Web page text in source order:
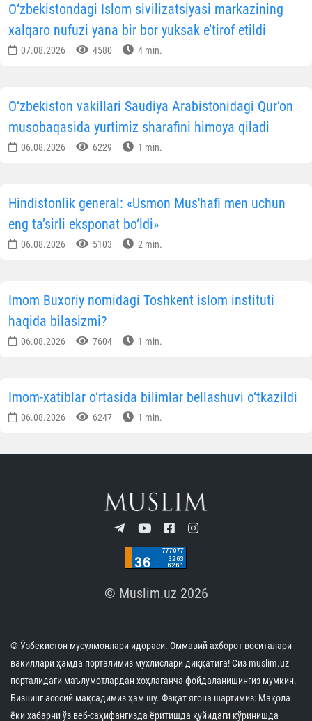
O‘zbekistondagi Islom sivilizatsiyasi markazining
xalqaro nufuzi yana bir bor yuksak e’tirof etildi
07.08.2026 4580 4 min.
O‘zbekiston vakillari Saudiya Arabistonidagi Qur’on
musobaqasida yurtimiz sharafini himoya qiladi
06.08.2026 6229 1 min.
Hindistonlik general: «Usmon Mus'hafi men uchun
eng ta’sirli eksponat bo‘ldi»
06.08.2026 5103 2 min.
Imom Buxoriy nomidagi Toshkent islom instituti
haqida bilasizmi?
06.08.2026 7604 1 min.
Imom-xatiblar o‘rtasida bilimlar bellashuvi o‘tkazildi
06.08.2026 6247 1 min.
© Muslim.uz 2026
© Ўзбекистон мусулмонлари идораси. Оммавий ахборот воситалари
вакиллари ҳамда порталимиз мухлислари диққатига! Сиз muslim.uz
порталидаги маълумотлардан хоҳлаганча фойдаланишингиз мумкин.
Бизнинг асосий мақсадимиз ҳам шу. Фақат ягона шартимиз: Мақола
ёки хабарни ўз веб-саҳифангизда ёритишда қуйидаги кўринишда